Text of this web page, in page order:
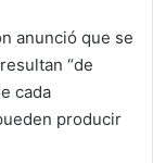
anunció que se
“de
cada
producir